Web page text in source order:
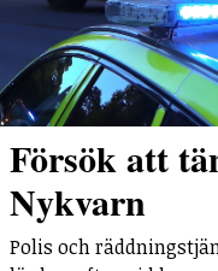
Försök att
Nykvarn
Polis och